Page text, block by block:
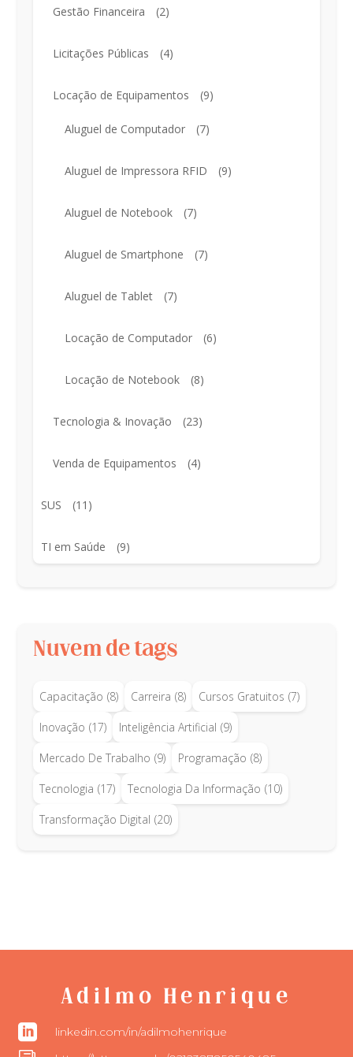
Gestão Financeira (2)
Licitações Públicas (4)
Locação de Equipamentos (9)
Aluguel de Computador (7)
Aluguel de Impressora RFID (9)
Aluguel de Notebook (7)
Aluguel de Smartphone (7)
Aluguel de Tablet (7)
Locação de Computador (6)
Locação de Notebook (8)
Tecnologia & Inovação (23)
Venda de Equipamentos (4)
SUS (11)
TI em Saúde (9)
Nuvem de tags
Capacitação (8) Carreira (8) Cursos Gratuitos (7)
Inovação (17) Inteligência Artificial (9)
Mercado De Trabalho (9) Programação (8)
Tecnologia (17) Tecnologia Da Informação (10)
Transformação Digital (20)
Adilmo Henrique
 linkedin.com/in/adilmohenrique